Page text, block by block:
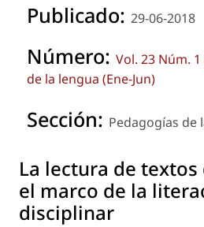
Publicado: 29-06-2018
Número: Vol. 23 Núm.
de la lengua (Ene-Jun)
Sección: Pedagogías de
La lectura de
el marco de la
disciplinar